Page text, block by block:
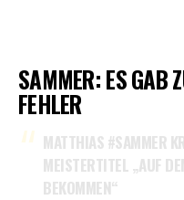
SAMMER: ES GAB
FEHLER
MATTHIAS #SAMMER
MEISTERTITEL „AUF
BEKOMMEN“